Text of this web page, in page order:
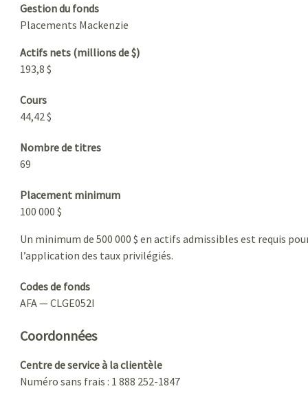
Gestion du fonds
Placements Mackenzie
Actifs nets (millions de $)
193,8 $
Cours
44,42 $
Nombre de titres
69
Placement minimum
100 000 $
Un minimum de 500 000 $ en actifs admissibles est requis
l’application des taux privilégiés.
Codes de fonds
AFA — CLGE052I
Coordonnées
Centre de service à la clientèle
Numéro sans frais : 1 888 252-1847